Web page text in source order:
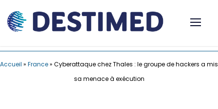
Accueil » France» Cyberattaque chez Thales : le groupe de hackers a mis
sa menace à exécution